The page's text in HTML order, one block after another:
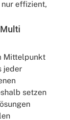
effizient,
Mittelpunkt
jeder
setzen